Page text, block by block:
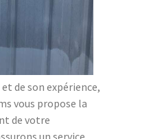
de son expérience,
vous propose la
de votre